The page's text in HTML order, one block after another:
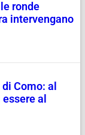
ronde
intervengano
Como: al
al